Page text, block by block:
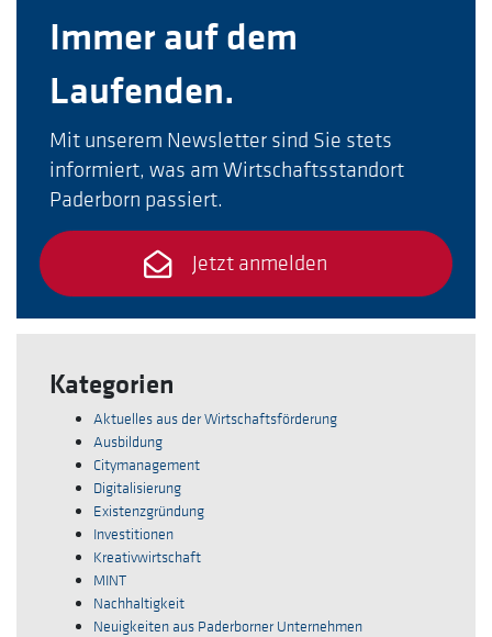
Immer auf dem
Laufenden.
Mit unserem Newsletter sind Sie stets
informiert, was am Wirtschaftsstandort
Paderborn passiert.
Jetzt anmelden
Kategorien
Aktuelles aus der Wirtschaftsförderung
Ausbildung
Citymanagement
Digitalisierung
Existenzgründung
Investitionen
Kreativwirtschaft
MINT
Nachhaltigkeit
Neuigkeiten aus Paderborner Unternehmen